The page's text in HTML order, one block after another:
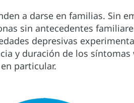
a darse en familias. Sin
sin antecedentes
depresivas
y duración de los
particular.